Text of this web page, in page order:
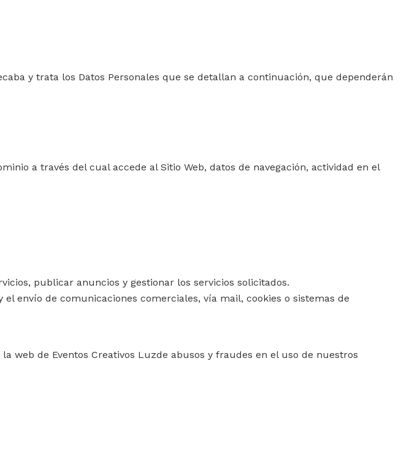
y trata los Datos Personales que se detallan a continuación, que dependerán
a través del cual accede al Sitio Web, datos de navegación, actividad en el
publicar anuncios y gestionar los servicios solicitados.
envío de comunicaciones comerciales, vía mail, cookies o sistemas de
web de Eventos Creativos Luzde abusos y fraudes en el uso de nuestros